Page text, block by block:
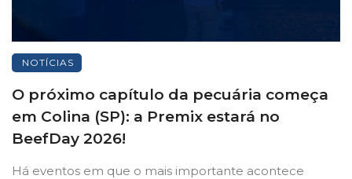
NOTÍCIAS
O próximo capítulo da pecuária começa
em Colina (SP): a Premix estará no
BeefDay 2026!
Há eventos em que o mais importante acontece